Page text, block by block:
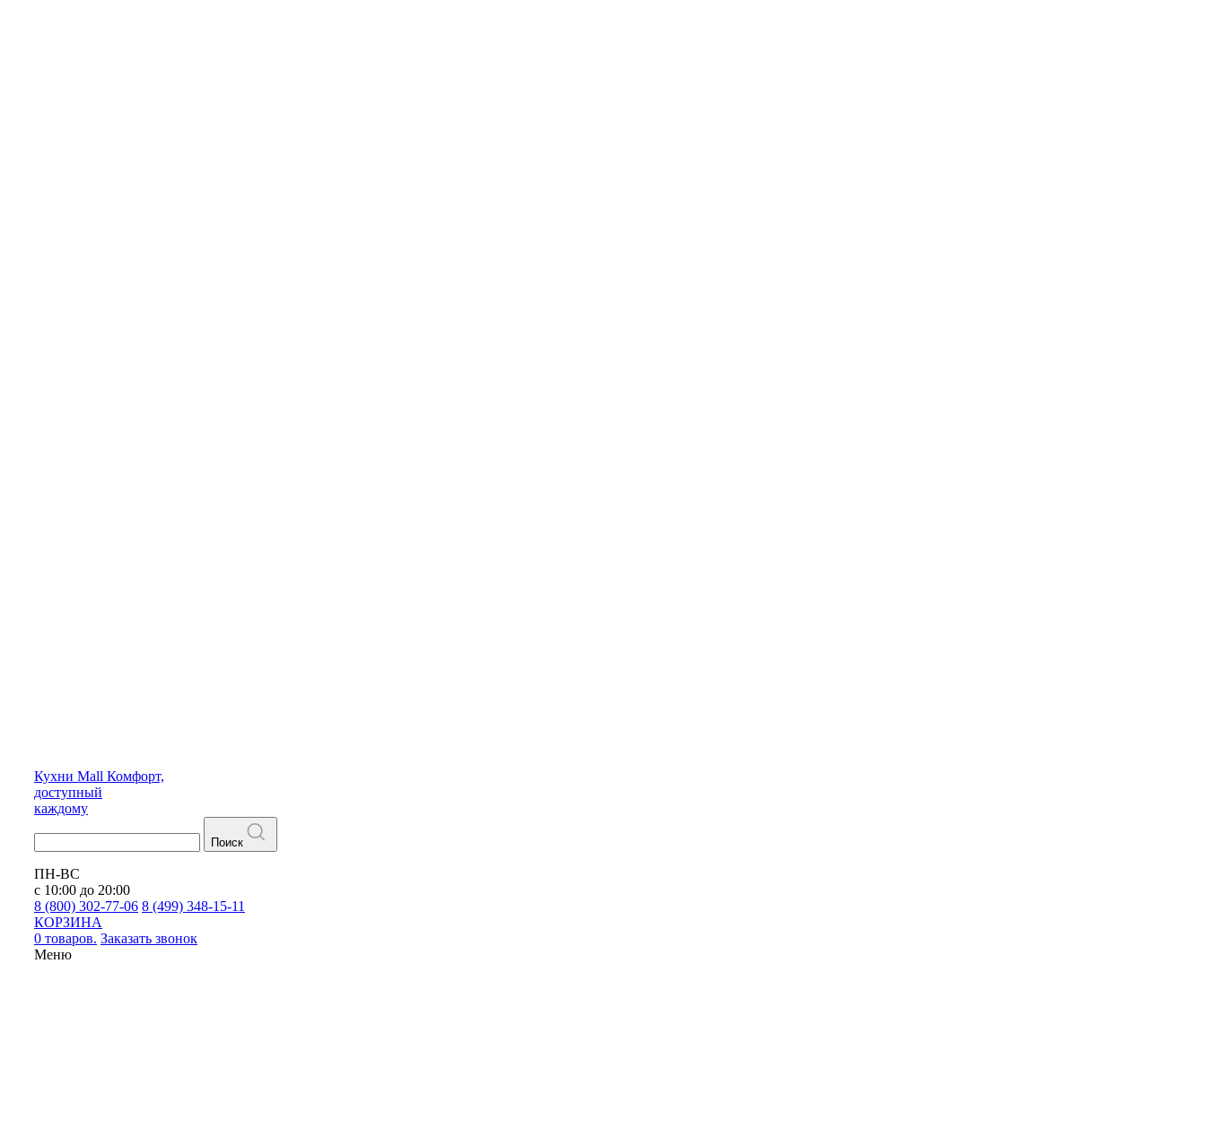
Кухни Mall Комфорт,
доступный
каждому
Поиск
ПН-ВС
с 10:00 до 20:00
8 (800) 302-77-06 8 (499) 348-15-11
КОРЗИНА
0 товаров. Заказать звонок
Меню